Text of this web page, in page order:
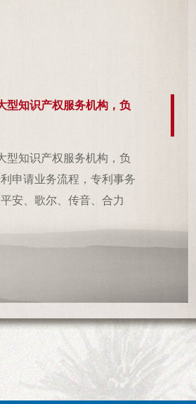
型知识产权服务机构，负
型知识产权服务机构，负
申请业务流程，专利事务
安、歌尔、传音、合力